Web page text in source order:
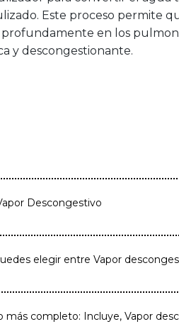
Este proceso permite
en los
y descongestionante.
Descongestivo
elegir entre Vapor
completo: Incluye, Vapor